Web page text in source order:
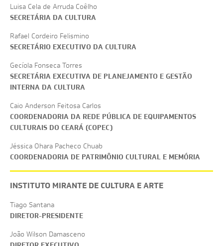
Luisa Cela de Arruda Coêlho
SECRETÁRIA DA CULTURA
Rafael Cordeiro Felismino
SECRETÁRIO EXECUTIVO DA CULTURA
Gecíola Fonseca Torres
SECRETÁRIA EXECUTIVA DE PLANEJAMENTO E GESTÃO
INTERNA DA CULTURA
Caio Anderson Feitosa Carlos
COORDENADORIA DA REDE PÚBLICA DE EQUIPAMENTOS
CULTURAIS DO CEARÁ (COPEC)
Jéssica Ohara Pacheco Chuab
COORDENADORIA DE PATRIMÔNIO CULTURAL E MEMÓRIA
INSTITUTO MIRANTE DE CULTURA E ARTE
Tiago Santana
DIRETOR-PRESIDENTE
João Wilson Damasceno